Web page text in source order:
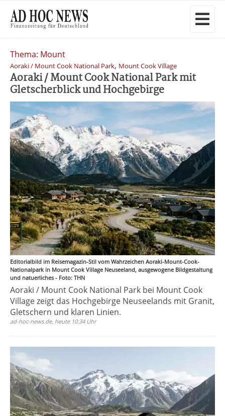
Thema: Mount
Aoraki / Mount Cook National Park, Mount Cook Village
Aoraki / Mount Cook National Park mit
Gletscherblick und Hochgebirge
Editorialbild im Reisemagazin-Stil vom Wahrzeichen Aoraki-Mount-Cook-
Nationalpark in Mount Cook Village Neuseeland, ausgewogene Bildgestaltung
und natuerliches - Foto: THN
Aoraki / Mount Cook National Park bei Mount Cook
Village zeigt das Hochgebirge Neuseelands mit Granit,
Gletschern und klaren Linien.
ad-hoc-news.de, heute 10:34 Uhr